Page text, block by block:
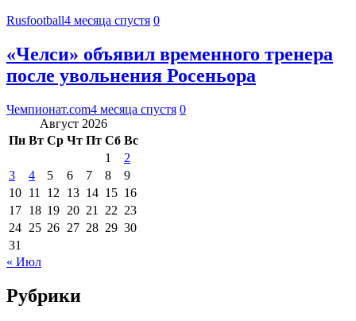
Rusfootball4 месяца спустя 0
«Челси» объявил временного тренера
после увольнения Росеньора
Чемпионат.com4 месяца спустя 0
Август 2026
Пн Вт Ср Чт Пт Сб Вс
1
2
3
4 5 6 7 8
9
10 11 12 13 14 15 16
17 18 19 20 21 22 23
24 25 26 27 28 29 30
31
« Июл
Рубрики